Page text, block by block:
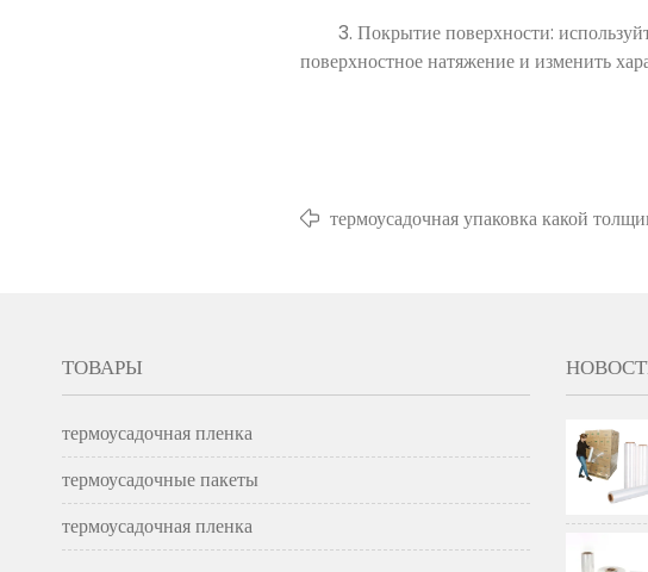
3. Покрытие поверхности:
поверхностное натяжение и изменить
термоусадочная упаковка какой
ТОВАРЫ
термоусадочная пленка
термоусадочные пакеты
термоусадочная пленка